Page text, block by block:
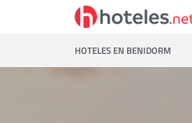
HOTELES EN BENIDORM